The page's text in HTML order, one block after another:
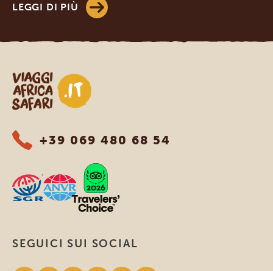
LEGGI DI PIÙ
Viaggi Africa Safari
+39 069 480 68 54
SEGUICI SUI SOCIAL